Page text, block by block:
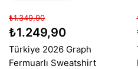
₺1.349,90
₺1.249,90
Türkiye 2026 Graph
Fermuarlı Sweatshirt